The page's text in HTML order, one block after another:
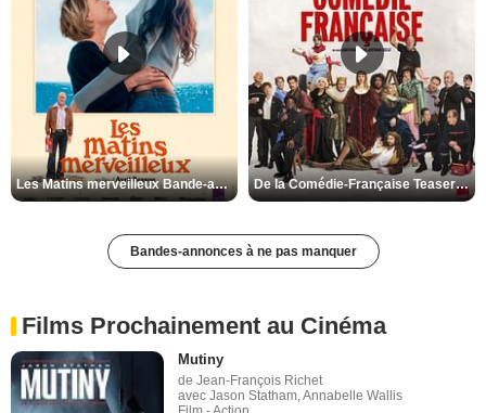
Les Matins merveilleux Bande-annonce VF De la Comédie-Française Teaser VF
Bandes-annonces à ne pas manquer
Films Prochainement au Cinéma
Mutiny
de Jean-François Richet
avec Jason Statham, Annabelle Wallis